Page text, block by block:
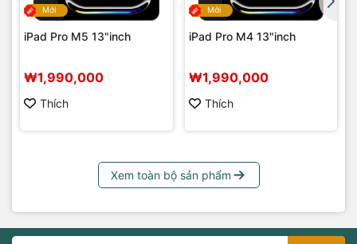
Mới
iPad Pro M5 13"inch
₩1,990,000
Thích
Mới
iPad Pro M4 13"inch
₩1,990,000
Thích
Xem toàn bộ sản phẩm